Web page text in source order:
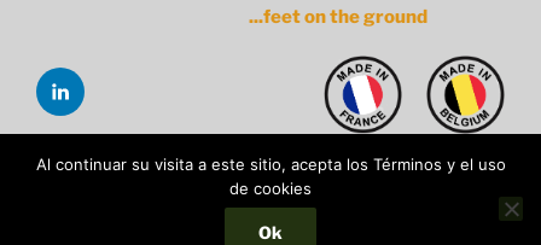
...feet on the ground
Linkedin
Conditions générales d’achat / General
purchase conditions / Algemene
Al continuar su visita a este sitio, acepta los Términos y el uso
de cookies
Ok